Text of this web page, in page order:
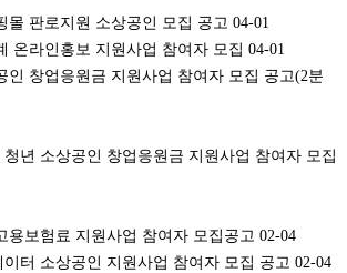
몰 판로지원 소상공인 모집 공고 04-01
온라인홍보 지원사업 참여자 모집 04-01
인 창업응원금 지원사업 참여자 모집 공고(2분
년 소상공인 창업응원금 지원사업 참여자 모집
용보험료 지원사업 참여자 모집공고 02-04
이터 소상공인 지원사업 참여자 모집 공고 02-04